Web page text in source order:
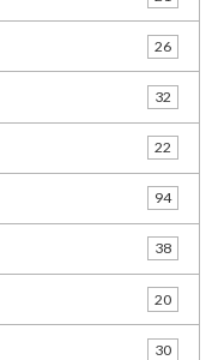
26
32
22
94
38
20
30